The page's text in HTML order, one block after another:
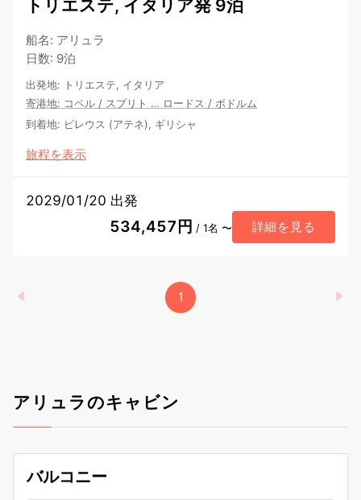
トリエステ, イタリア発 9泊
船名: アリュラ
日数: 9泊
出発地: トリエステ, イタリア
寄港地: コペル / スプリト … ロードス / ボドルム
到着地: ピレウス (アテネ), ギリシャ
旅程を表示
2029/01/20 出発
534,457円 / 1名 〜 詳細を見る
1
アリュラのキャビン
バルコニー